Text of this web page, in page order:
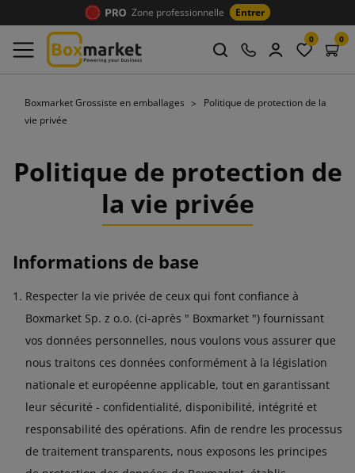
Zone professionnelle Entrer
0 0
Boxmarket Grossiste en emballages
Politique de protection de la
vie privée
Politique de protection de
la vie privée
Informations de base
Respecter la vie privée de ceux qui font confiance à
Boxmarket Sp. z o.o. (ci-après " Boxmarket ") fournissant
vos données personnelles, nous voulons vous assurer que
nous traitons ces données conformément à la législation
nationale et européenne applicable, tout en garantissant
leur sécurité - confidentialité, disponibilité, intégrité et
responsabilité des opérations. Afin de rendre les processus
de traitement transparents, nous exposons les principes